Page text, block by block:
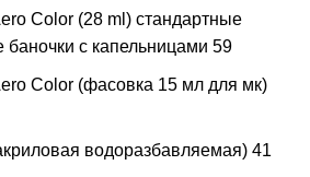
Color (28 ml) стандартные
баночки с капельницами 59
Color (фасовка 15 мл для мк)
водоразбавляемая) 41